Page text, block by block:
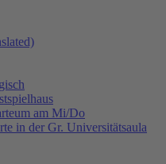
am Mi/Do
in der Gr. Universitätsaula